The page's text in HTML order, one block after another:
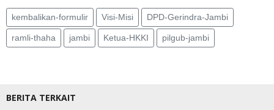
kembalikan-formulir Visi-Misi DPD-Gerindra-Jambi
ramli-thaha jambi Ketua-HKKI pilgub-jambi
BERITA TERKAIT